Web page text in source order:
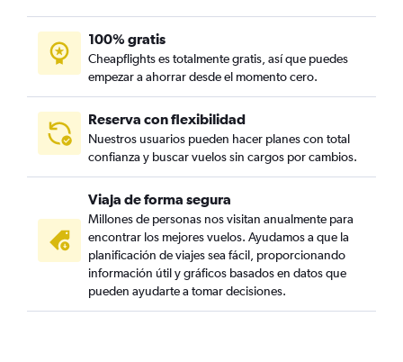
100% gratis
Cheapflights es totalmente gratis, así que puedes
empezar a ahorrar desde el momento cero.
Reserva con flexibilidad
Nuestros usuarios pueden hacer planes con total
confianza y buscar vuelos sin cargos por cambios.
Viaja de forma segura
Millones de personas nos visitan anualmente para
encontrar los mejores vuelos. Ayudamos a que la
planificación de viajes sea fácil, proporcionando
información útil y gráficos basados en datos que
pueden ayudarte a tomar decisiones.